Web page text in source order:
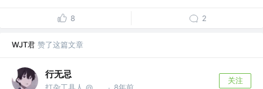
8 2
WJT君 赞了这篇文章
行无忌
打杂工具人 @字节跳动 8年前
关注